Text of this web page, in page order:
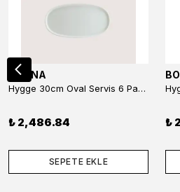
BONNA
Hygge 30cm Oval Servis 6 Parça
₺ 2,486.84
SEPETE EKLE
₺